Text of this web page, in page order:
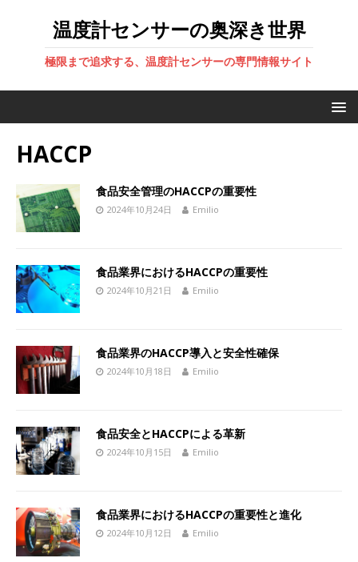
温度計センサーの奥深き世界
極限まで追求する、温度計センサーの専門情報サイト
HACCP
食品安全管理のHACCPの重要性
2024年10月24日 Emilio
食品業界におけるHACCPの重要性
2024年10月21日 Emilio
食品業界のHACCP導入と安全性確保
2024年10月18日 Emilio
食品安全とHACCPによる革新
2024年10月15日 Emilio
食品業界におけるHACCPの重要性と進化
2024年10月12日 Emilio